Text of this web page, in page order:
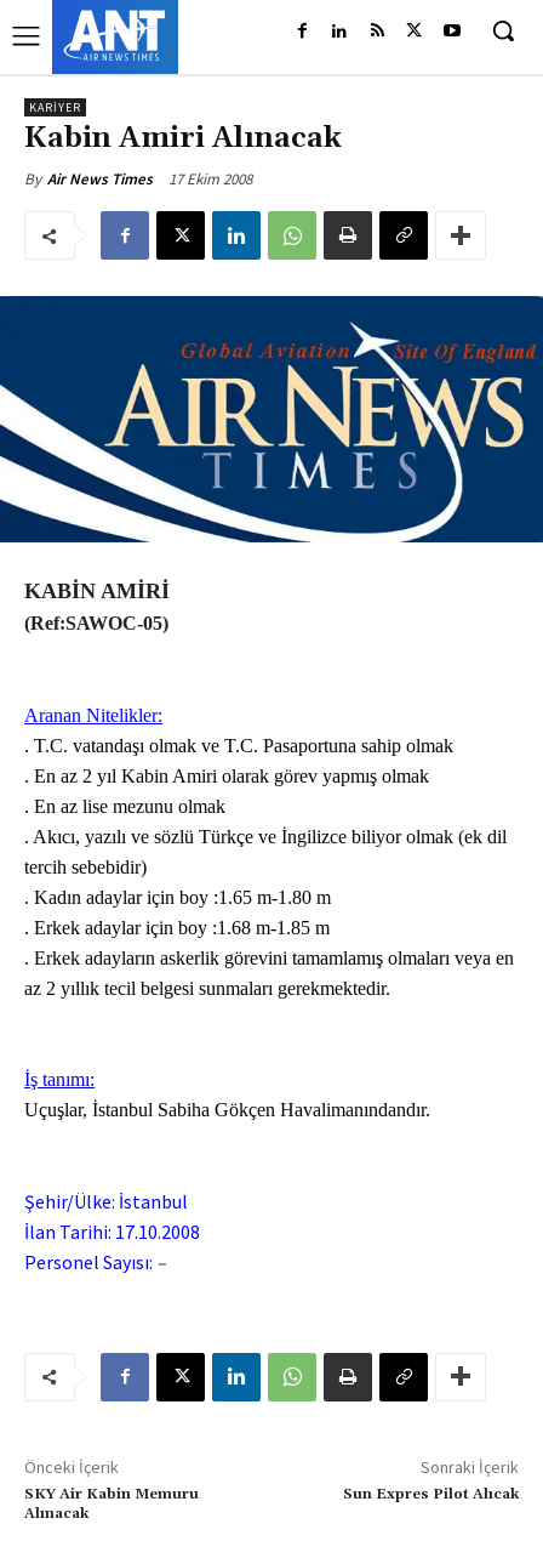
KARIYER
Kabin Amiri Alınacak
By Air News Times 17 Ekim 2008
KABİN AMİRİ
(Ref:SAWOC-05)
Aranan Nitelikler:
. T.C. vatandaşı olmak ve T.C. Pasaportuna sahip olmak
. En az 2 yıl Kabin Amiri olarak görev yapmış olmak
. En az lise mezunu olmak
. Akıcı, yazılı ve sözlü Türkçe ve İngilizce biliyor olmak (ek dil
tercih sebebidir)
. Kadın adaylar için boy :1.65 m-1.80 m
. Erkek adaylar için boy :1.68 m-1.85 m
. Erkek adayların askerlik görevini tamamlamış olmaları veya en
az 2 yıllık tecil belgesi sunmaları gerekmektedir.
İş tanımı:
Uçuşlar, İstanbul Sabiha Gökçen Havalimanındandır.
Şehir/Ülke: İstanbul
İlan Tarihi: 17.10.2008
Personel Sayısı: –
Önceki İçerik
SKY Air Kabin Memuru
Alınacak
Sonraki İçerik
Sun Expres Pilot Alıcak